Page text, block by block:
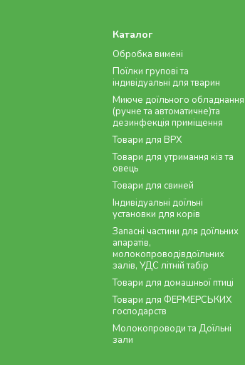
Каталог
Обробка вимені
Поїлки групові та
індивідуальні для тварин
Миюче доїльного обладнання
(ручне та автоматичне)та
дезинфекція приміщення
Товари для ВРХ
Товари для утримання кіз та
овець
Товари для свиней
Індивідуальні доїльні
установки для корів
Запасні частини для доїльних
апаратів,
молокопроводівдоїльних
залів, УДС літній табір
Товари для домашньої птиці
Товари для ФЕРМЕРСЬКИХ
господарств
Молокопроводи та Доїльні
зали